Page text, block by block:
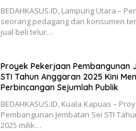
BEDAHKASUS.ID, Lampung Utara –
seorang pedagang dan konsumen
jual beli telur…
Proyek Pekerjaan Pembangunan
STI Tahun Anggaran 2025 Kini
Perbincangan Sejumlah Publik
BEDAHKASUS.ID, Kuala Kapuas –
Pembangunan Jembatan Sei STI
2025 milik…